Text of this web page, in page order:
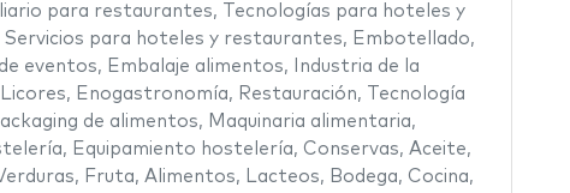
para restaurantes,
Tecnologías para hoteles y
Servicios para hoteles y restaurantes, Embotellado,
eventos, Embalaje alimentos,
Industria de la
Licores, Enogastronomía, Restauración,
Tecnología
de alimentos, Maquinaria alimentaria,
, Equipamiento hostelería, Conservas, Aceite,
, Fruta, Alimentos, Lacteos, Bodega, Cocina,